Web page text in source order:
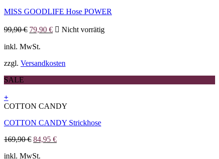
mehrere
auf.
Optionen
auf
Produktseite
werden
MISS GOODLIFE Hose POWER
99,90€ Ursprünglicher
war:
79,90 €Aktueller
Nicht vorrätig
inkl. MwSt.
zzgl. Versandkosten
SALE
+
Dieses
weist
Varianten
COTTON CANDY
COTTON CANDY Strickhose
169,90€ Ursprünglicher
war:
84,95 €Aktueller
inkl. MwSt.